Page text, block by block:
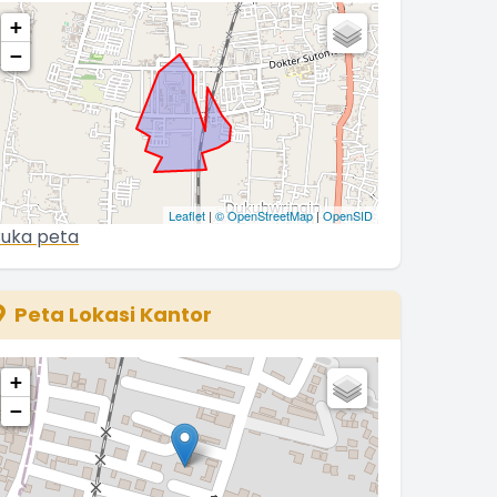
+
−
Leaflet | © OpenStreetMap|OpenSID
peta
Peta Lokasi Kantor
+
−